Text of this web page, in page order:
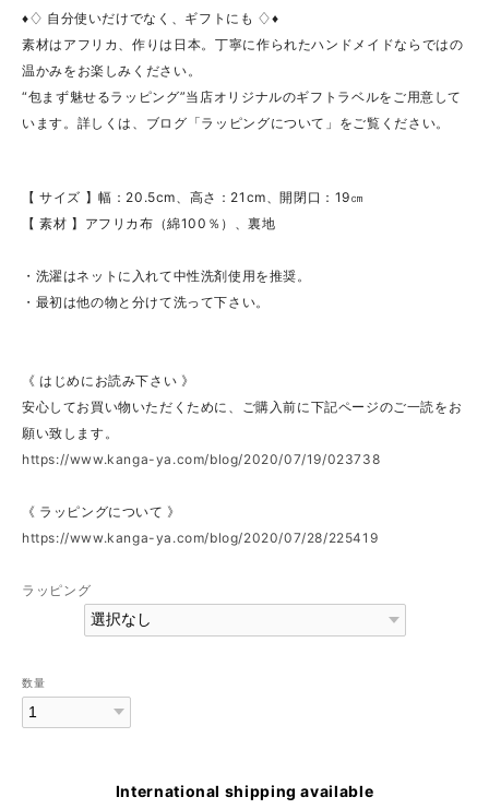
♦♢ 自分使いだけでなく、ギフトにも ♢♦
素材はアフリカ、作りは日本。丁寧に作られたハンドメイドならではの
温かみをお楽しみください。
“包まず魅せるラッピング”当店オリジナルのギフトラベルをご用意して
います。詳しくは、ブログ「ラッピングについて」をご覧ください。
【 サイズ 】幅：20.5cm、高さ：21cm、開閉口：19㎝
【 素材 】アフリカ布（綿100％）、裏地
・洗濯はネットに入れて中性洗剤使用を推奨。
・最初は他の物と分けて洗って下さい。
《 はじめにお読み下さい 》
安心してお買い物いただくために、ご購入前に下記ページのご一読をお
願い致します。
https://www.kanga-ya.com/blog/2020/07/19/023738
《 ラッピングについて 》
https://www.kanga-ya.com/blog/2020/07/28/225419
ラッピング
数量
International shipping available